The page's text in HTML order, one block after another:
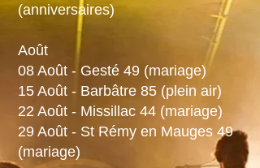
(anniversaires)
Août
08 Août - Gesté 49 (mariage)
15 Août - Barbâtre 85 (plein air)
22 Août - Missillac 44 (mariage)
29 Août - St Rémy en Mauges 49
(mariage)